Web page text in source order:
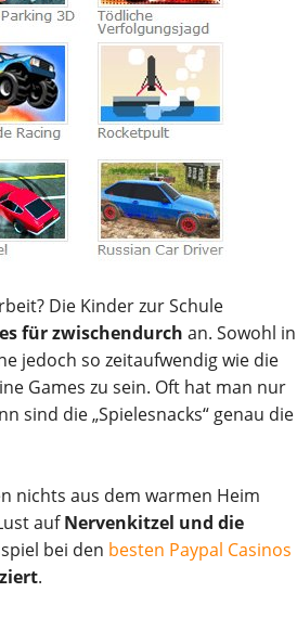
Die Kinder zur Schule
für zwischendurch an. Sowohl in
jedoch so zeitaufwendig wie die
Games zu sein. Oft hat man nur
sind die „Spielesnacks“ genau die
nichts aus dem warmen Heim
aufNervenkitzel und die
bei den besten Paypal Casinos
.